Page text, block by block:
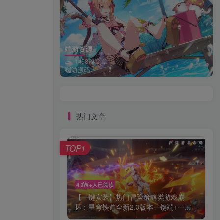
端游资源
1458篇文章
端游源码
热门文章
4.3W+人已阅读
【一键安装】热门冒险策略类游戏崩
坏：星穹铁道全新2.3版本一键端+一...
TOP1